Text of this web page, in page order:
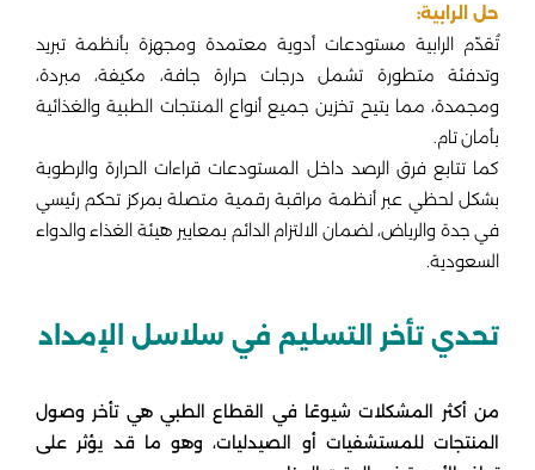
حل الرابية:
تُقدّم الرابية مستودعات أدوية معتمدة ومجهزة بأنظمة تبريد
وتدفئة متطورة تشمل درجات حرارة جافة، مكيفة، مبردة،
ومجمدة، مما يتيح تخزين جميع أنواع المنتجات الطبية والغذائية
بأمان تام.
كما تتابع فرق الرصد داخل المستودعات قراءات الحرارة والرطوبة
بشكل لحظي عبر أنظمة مراقبة رقمية متصلة بمركز تحكم رئيسي
في جدة والرياض، لضمان الالتزام الدائم بمعايير هيئة الغذاء والدواء
السعودية.
تحدي تأخر التسليم في سلاسل الإمداد
من أكثر المشكلات شيوعًا في القطاع الطبي هي تأخر وصول
المنتجات للمستشفيات أو الصيدليات، وهو ما قد يؤثر على